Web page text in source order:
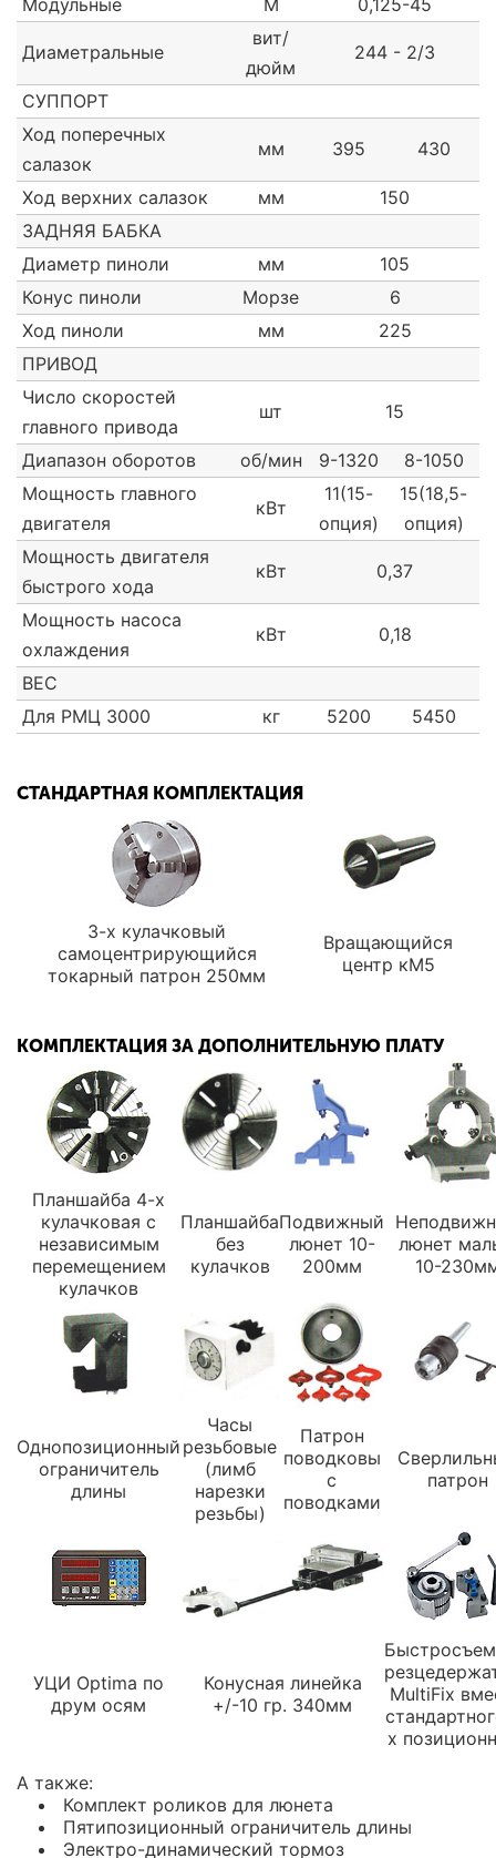
Модульные М 0,125-45
Диаметральные
вит/
дюйм
244 - 2/3
СУППОРТ
Ход поперечных
салазок
мм 395 430
Ход верхних салазок мм
150
ЗАДНЯЯ БАБКА
Диаметр пиноли
мм
105
Конус пиноли
Морзе
6
Ход пиноли
мм
225
ПРИВОД
Число скоростей
главного привода
шт 15
Диапазон оборотов об/мин 9-1320
8-1050
Мощность главного
двигателя
кВт
11(15-
опция)
15(18,5-
опция)
Мощность двигателя
быстрого хода
кВт 0,37
Мощность насоса
охлаждения
кВт 0,18
ВЕС
Для РМЦ 3000
кг 5200 5450
СТАНДАРТНАЯ КОМПЛЕКТАЦИЯ
3-х кулачковый
самоцентрирующийся
токарный патрон 250мм
Вращающийся
центр кМ5
КОМПЛЕКТАЦИЯ ЗА ДОПОЛНИТЕЛЬНУЮ ПЛАТУ
Планшайба 4-х
кулачковая с
независимым
перемещением
кулачков
Планшайба
без
кулачков
Подвижный
люнет 10-
200мм
люнет
10-
Однопозиционный
ограничитель
длины
Часы
резьбовые
(лимб
нарезки
резьбы)
Патрон
поводковы
с
поводками
патрон
УЦИ Optima по
друм осям
Конусная линейка
+/-10 гр. 340мм
MultiFix
х
А также:
Комплект роликов для люнета
Пятипозиционный ограничитель длины
Электро-динамический тормоз